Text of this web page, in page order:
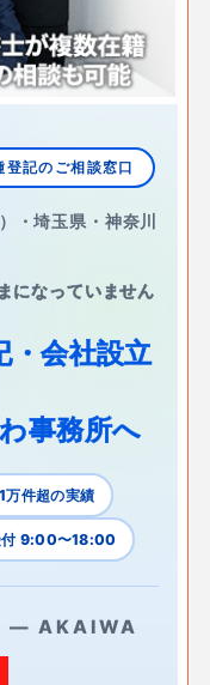
記のご相談窓口
・埼玉県・神奈川
になっていません
・会社設立
事務所へ
万件超の実績
付 9:00〜18:00
— AKAIWA